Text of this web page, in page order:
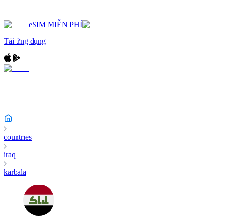
eSIM MIỄN PHÍ
Tải ứng dụng
countries
iraq
karbala